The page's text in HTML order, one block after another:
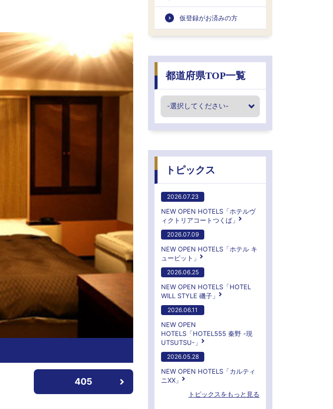
405
仮登録がお済みの方
都道府県TOP一覧
トピックス
2026.07.23
NEW OPEN HOTELS「ホテルヴ
ィクトリアコートつくば」
2026.07.09
NEW OPEN HOTELS「ホテル キ
ューピット」
2026.06.25
NEW OPEN HOTELS「HOTEL
WILL STYLE 磯子」
2026.06.11
NEW OPEN
HOTELS「HOTEL555 秦野 -現
UTSUTSU-」
2026.05.28
NEW OPEN HOTELS「カルティ
ニXX」
トピックスをもっと見る